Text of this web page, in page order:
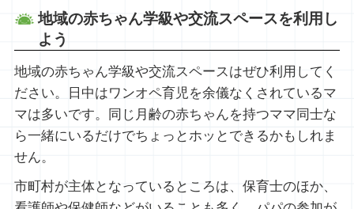
地域の赤ちゃん学級や交流スペースを利用し
よう
地域の赤ちゃん学級や交流スペースはぜひ利用してく
ださい。日中はワンオペ育児を余儀なくされているマ
マは多いです。同じ月齢の赤ちゃんを持つママ同士な
ら一緒にいるだけでちょっとホッとできるかもしれま
せん。
市町村が主体となっているところは、保育士のほか、